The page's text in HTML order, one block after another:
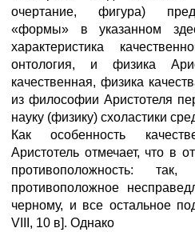
очертание, фигура)
«формы» в указанном
характеристика
онтология, и физика
качественная, физика
из философии Аристотеля
науку (физику) схоластики
Как особенность
Аристотель отмечает, что в
противоположность: так,
противоположное
черному, и все остальное
VIII, 10 в]. Однако